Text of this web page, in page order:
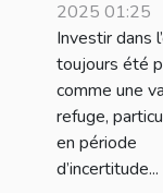
en or
2025 01:25
Investir dans
toujours été
comme une
refuge,
en période
d’incertitude...